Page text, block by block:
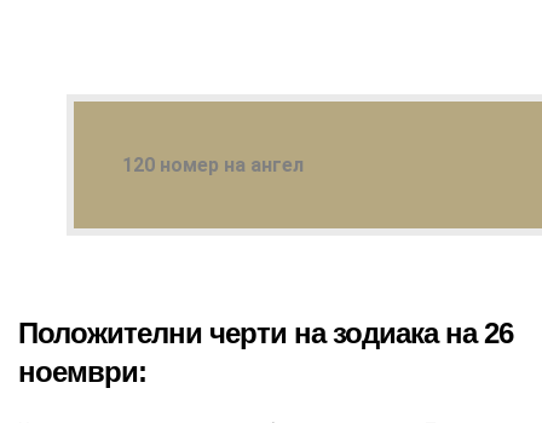
120 номер на ангел
Положителни черти на зодиака на 26
ноември: